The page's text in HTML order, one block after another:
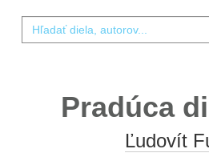
Pradúca
Ľudovít